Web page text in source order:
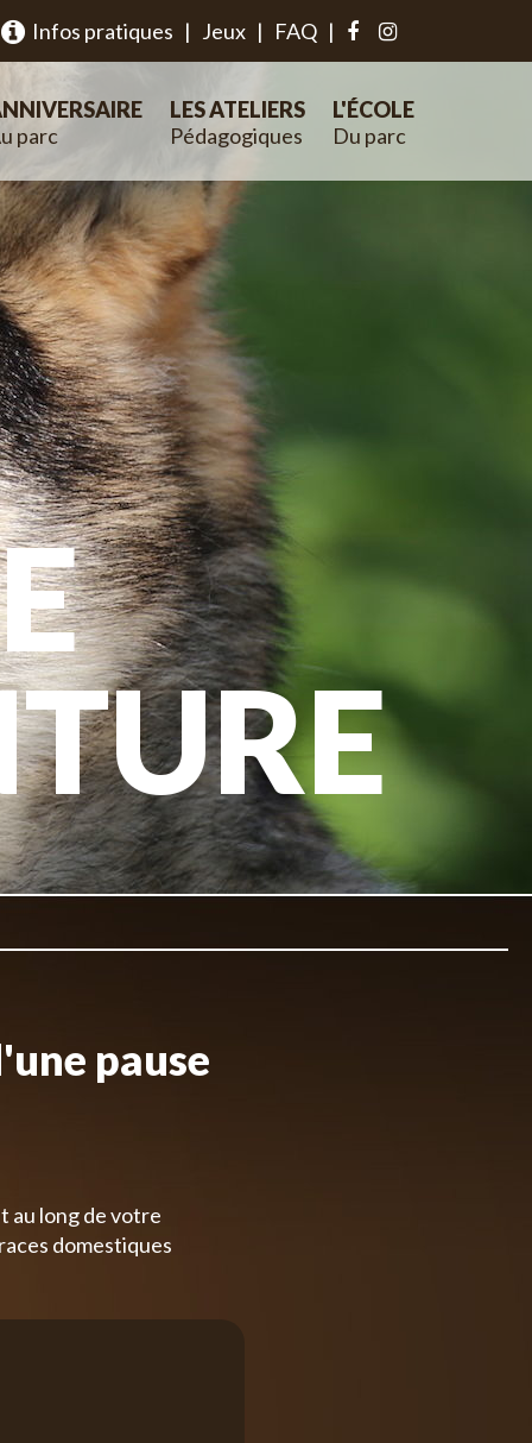
Infos pratiques | Jeux | FAQ |
parc
LES ATELIERS
Pédagogiques
L'ÉCOLE
Du parc
pause
au long de votre
domestiques